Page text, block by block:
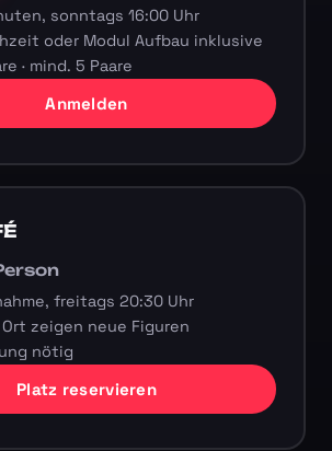
sonntags 16:00 Uhr
oder Modul Aufbau inklusive
· mind. 5 Paare
Anmelden
freitags 20:30 Uhr
Ort zeigen neue Figuren
nötig
Platz reservieren